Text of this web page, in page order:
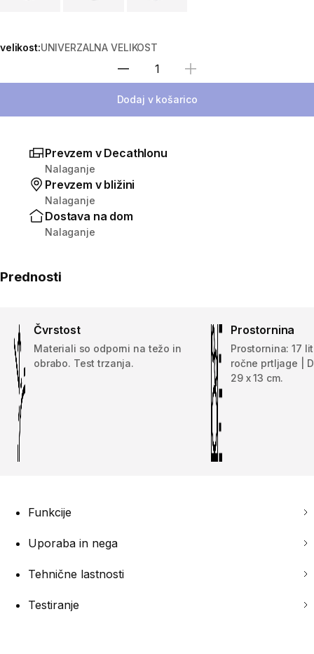
velikost:UNIVERZALNA VELIKOST
Izberite količino
Dodaj v košarico
Prevzem v Decathlonu
Nalaganje
Prevzem v bližini
Nalaganje
Dostava na dom
Nalaganje
Prednosti
Čvrstost
Materiali so odporni na težo in
obrabo. Test trzanja.
Prostornina
Prostornina: 17
ročne prtljage |
29 x 13 cm.
Funkcije
Uporaba in nega
Tehnične lastnosti
Testiranje